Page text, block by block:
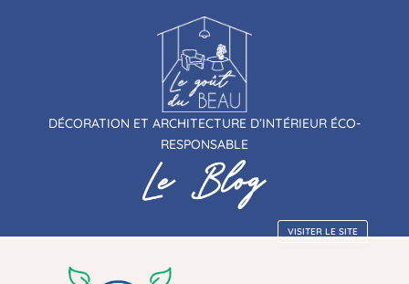
DÉCORATION ET ARCHITECTURE D’INTÉRIEUR ÉCO-
RESPONSABLE
VISITER LE SITE